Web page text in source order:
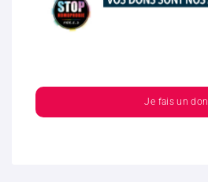
Je fais un don